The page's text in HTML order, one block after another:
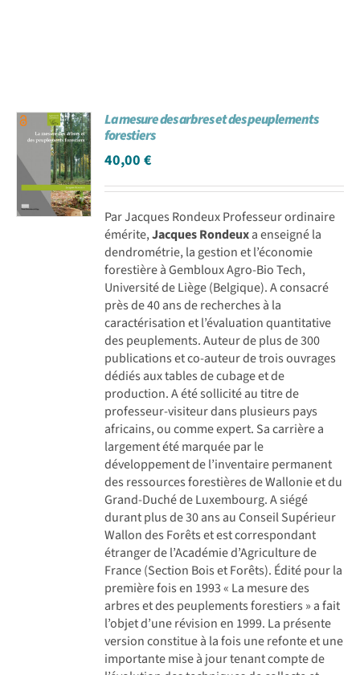
La mesure des arbres et des peuplements
forestiers
40,00€
Par Jacques Rondeux Professeur ordinaire
émérite,Jacques Rondeuxa enseigné la
dendrométrie, la gestion et l’économie
forestière à Gembloux Agro-Bio Tech,
Université de Liège (Belgique). A consacré
près de 40 ans de recherches à la
caractérisation et l’évaluation quantitative
des peuplements. Auteur de plus de 300
publications et co-auteur de trois ouvrages
dédiés aux tables de cubage et de
production. A été sollicité au titre de
professeur-visiteur dans plusieurs pays
africains, ou comme expert. Sa carrière a
largement été marquée par le
développement de l’inventaire permanent
des ressources forestières de Wallonie et du
Grand-Duché de Luxembourg. A siégé
durant plus de 30 ans au Conseil Supérieur
Wallon des Forêts et est correspondant
étranger de l’Académie d’Agriculture de
France (Section Bois et Forêts). Édité pour la
première fois en 1993 « La mesure des
arbres et des peuplements forestiers » a fait
l’objet d’une révision en 1999. La présente
version constitue à la fois une refonte et une
importante mise à jour tenant compte de